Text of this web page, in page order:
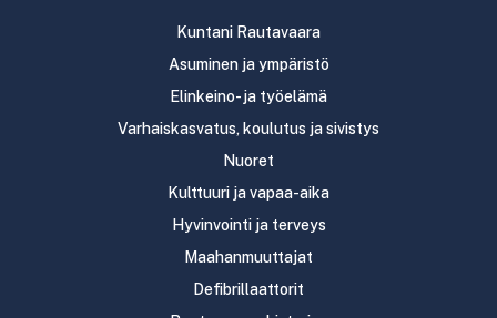
Kuntani Rautavaara
Asuminen ja ympäristö
Elinkeino- ja työelämä
Varhaiskasvatus, koulutus ja sivistys
Nuoret
Kulttuuri ja vapaa-aika
Hyvinvointi ja terveys
Maahanmuuttajat
Defibrillaattorit